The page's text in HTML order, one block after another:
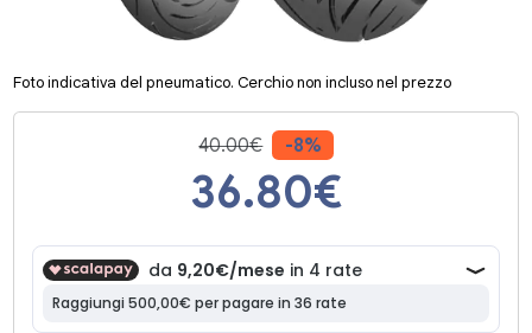
Foto indicativa del pneumatico. Cerchio non incluso nel prezzo
40.00€ -8%
36.80€